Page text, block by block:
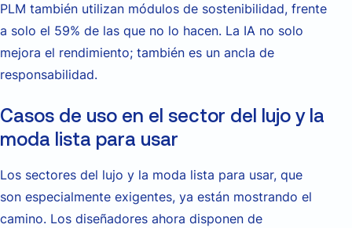
PLM también utilizan módulos de sostenibilidad, frente
a solo el 59% de las que no lo hacen. La IA no solo
mejora el rendimiento; también es un ancla de
responsabilidad.
Casos de uso en el sector del lujo y la
moda lista para usar
Los sectores del lujo y la moda lista para usar, que
son especialmente exigentes, ya están mostrando el
camino. Los diseñadores ahora disponen de